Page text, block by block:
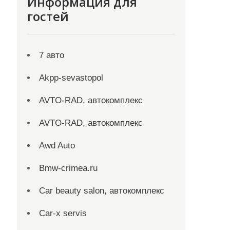
гостей
7 авто
Akpp-sevastopol
AVTO-RAD, автокомплекс
AVTO-RAD, автокомплекс
Awd Auto
Bmw-crimea.ru
Car beauty salon, автокомплекс
Car-x servis